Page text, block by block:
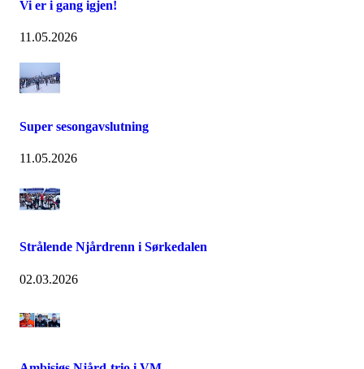
Vi er i gang igjen!
11.05.2026
Super sesongavslutning
11.05.2026
Strålende Njårdrenn i Sørkedalen
02.03.2026